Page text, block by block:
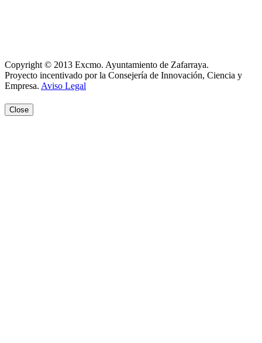
Copyright © 2013 Excmo. Ayuntamiento de Zafarraya.
Proyecto incentivado por la Consejería de Innovación, Ciencia y
Empresa. Aviso Legal
Close